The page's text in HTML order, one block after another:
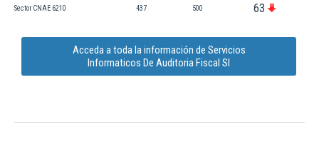
Sector CNAE 6210 437 500 63
Acceda a toda la información de Servicios
Informaticos De Auditoria Fiscal Sl